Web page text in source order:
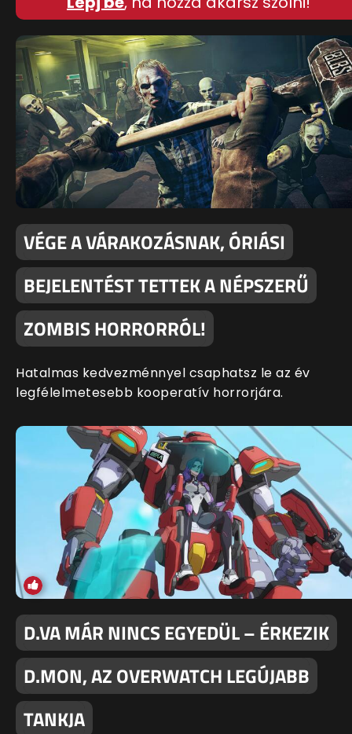
VÉGE A VÁRAKOZÁSNAK, ÓRIÁSI
BEJELENTÉST TETTEK A NÉPSZERŰ
ZOMBIS HORRORRÓL!
Hatalmas kedvezménnyel csaphatsz le az év
legfélelmetesebb kooperatív horrorjára.
D.VA MÁR NINCS EGYEDÜL – ÉRKEZIK
D.MON, AZ OVERWATCH LEGÚJABB
TANKJA